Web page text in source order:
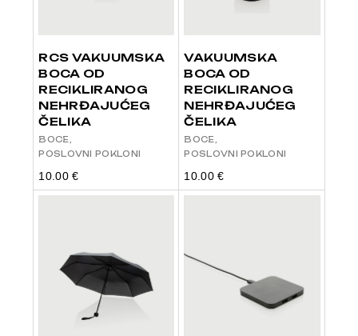
RCS VAKUUMSKA
BOCA OD
RECIKLIRANOG
NEHRĐAJUĆEG
ČELIKA
BOCE
POSLOVNI POKLONI
10.00€
VAKUUMSKA
BOCA OD
RECIKLIRANOG
NEHRĐAJUĆEG
ČELIKA
BOCE
POSLOVNI POKLONI
10.00€